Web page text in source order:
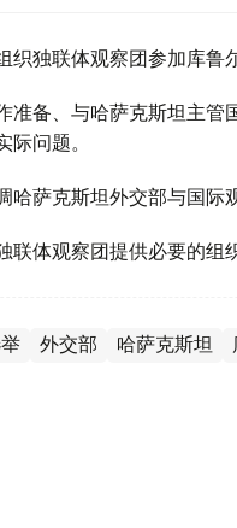
织独联体观察团参加库鲁
准备、与哈萨克斯坦主
问题。
哈萨克斯坦外交部与国际
体观察团提供必要的组
外交部 哈萨克斯坦